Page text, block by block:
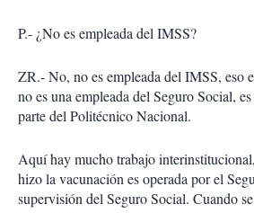
P.- ¿No es empleada del IMSS?
ZR.- No, no es empleada del IMSS, eso
no es una empleada del Seguro Social,
parte del Politécnico Nacional.
Aquí hay mucho trabajo
hizo la vacunación es operada por el
supervisión del Seguro Social. Cuando